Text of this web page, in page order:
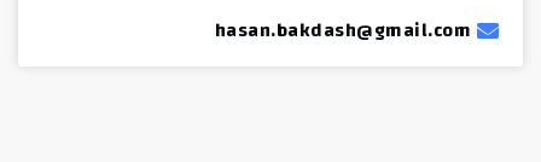
hasan.bakdash@gmail.com